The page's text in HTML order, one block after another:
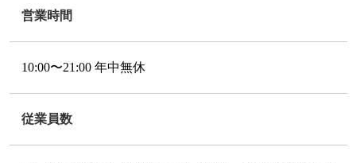
営業時間
10:00〜21:00 年中無休
従業員数